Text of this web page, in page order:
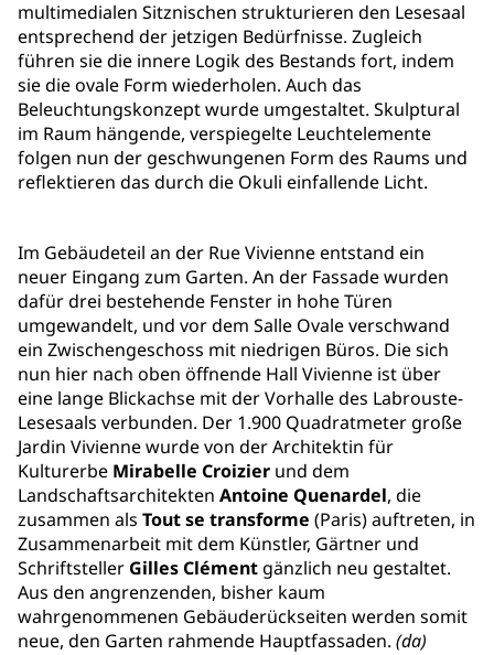
multimedialen Sitznischen strukturieren den Lesesaal
entsprechend der jetzigen Bedürfnisse. Zugleich
führen sie die innere Logik des Bestands fort, indem
sie die ovale Form wiederholen. Auch das
Beleuchtungskonzept wurde umgestaltet. Skulptural
im Raum hängende, verspiegelte Leuchtelemente
folgen nun der geschwungenen Form des Raums und
reflektieren das durch die Okuli einfallende Licht.
Im Gebäudeteil an der Rue Vivienne entstand ein
neuer Eingang zum Garten. An der Fassade wurden
dafür drei bestehende Fenster in hohe Türen
umgewandelt, und vor dem Salle Ovale verschwand
ein Zwischengeschoss mit niedrigen Büros. Die sich
nun hier nach oben öffnende Hall Vivienne ist über
eine lange Blickachse mit der Vorhalle des Labrouste-
Lesesaals verbunden. Der 1.900 Quadratmeter große
Jardin Vivienne wurde von der Architektin für
Kulturerbe Mirabelle Croizier und dem
Landschaftsarchitekten Antoine Quenardel, die
zusammen als Tout se transforme (Paris) auftreten, in
Zusammenarbeit mit dem Künstler, Gärtner und
Schriftsteller Gilles Clément gänzlich neu gestaltet.
Aus den angrenzenden, bisher kaum
wahrgenommenen Gebäuderückseiten werden somit
neue, den Garten rahmende Hauptfassaden. (da)